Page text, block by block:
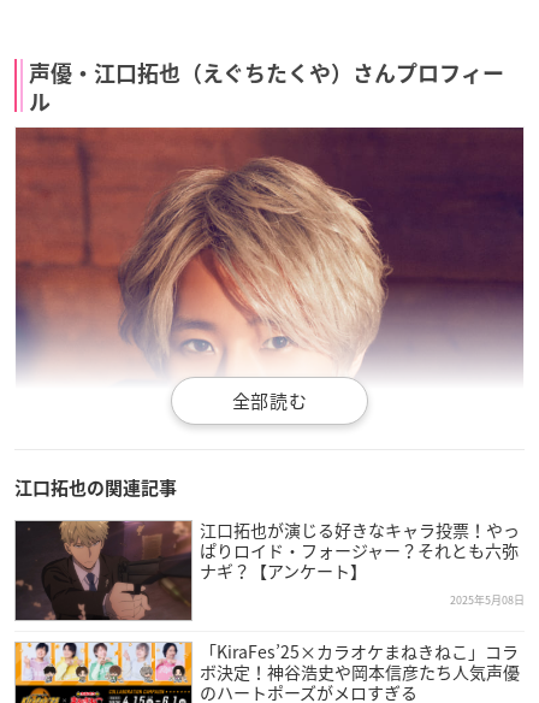
声優・江口拓也（えぐちたくや）さんプロフィー
ル
江口拓也の関連記事
江口拓也が演じる好きなキャラ投票！やっ
ぱりロイド・フォージャー？それとも六弥
ナギ？【アンケート】
2025年5月08日
「KiraFes’25×カラオケまねきねこ」コラ
ボ決定！神谷浩史や岡本信彦たち人気声優
のハートポーズがメロすぎる